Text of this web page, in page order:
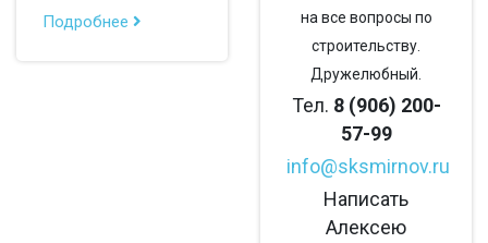
Подробнее
на все вопросы по
строительству.
Дружелюбный.
Тел. 8 (906) 200-
57-99
info@sksmirnov.ru
Написать
Алексею